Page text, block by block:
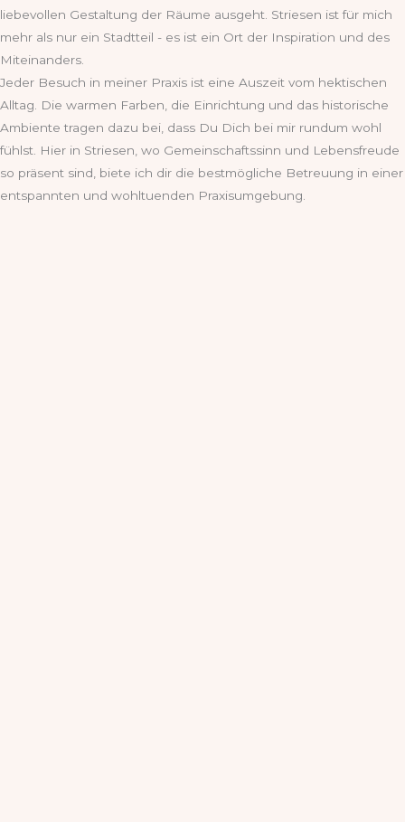
liebevollen Gestaltung der Räume ausgeht. Striesen ist für mich
mehr als nur ein Stadtteil - es ist ein Ort der Inspiration und des
Miteinanders.
Jeder Besuch in meiner Praxis ist eine Auszeit vom hektischen
Alltag. Die warmen Farben, die Einrichtung und das historische
Ambiente tragen dazu bei, dass Du Dich bei mir rundum wohl
fühlst. Hier in Striesen, wo Gemeinschaftssinn und Lebensfreude
so präsent sind, biete ich dir die bestmögliche Betreuung in einer
entspannten und wohltuenden Praxisumgebung.